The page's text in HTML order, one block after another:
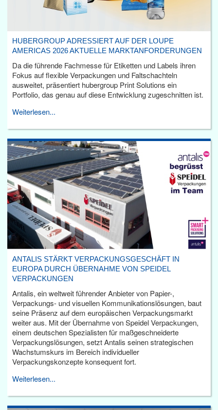
HUBERGROUP ADRESSIERT AUF DER LOUPE
AMERICAS 2026 AKTUELLE MARKTANFORDERUNGEN
Da die führende Fachmesse für Etiketten und Labels ihren
Fokus auf flexible Verpackungen und Faltschachteln
ausweitet, präsentiert hubergroup Print Solutions ein
Portfolio, das genau auf diese Entwicklung zugeschnitten ist.
Weiterlesen...
ANTALIS STÄRKT VERPACKUNGSGESCHÄFT IN
EUROPA DURCH ÜBERNAHME VON SPEIDEL
VERPACKUNGEN
Antalis, ein weltweit führender Anbieter von Papier-,
Verpackungs- und visuellen Kommunikationslösungen, baut
seine Präsenz auf dem europäischen Verpackungsmarkt
weiter aus. Mit der Übernahme von Speidel Verpackungen,
einem deutschen Spezialisten für maßgeschneiderte
Verpackungslösungen, setzt Antalis seinen strategischen
Wachstumskurs im Bereich individueller
Verpackungskonzepte konsequent fort.
Weiterlesen...